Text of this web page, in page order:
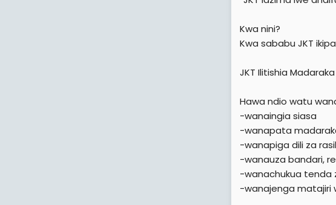
Kwa nini?
Kwa sababu JKT
JKT Ilitishia
Hawa ndio watu
-wanaingia siasa
-wanapata
-wanapiga dili za
-wanauza bandari,
-wanachukua tenda
-wanajenga matajiri